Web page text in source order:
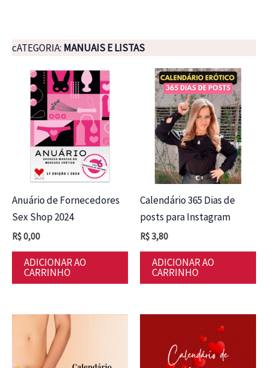
cATEGORIA: MANUAIS E LISTAS
Anuário de Fornecedores
Sex Shop 2024
R$0,00
ADICIONAR AO
CARRINHO
Calendário 365 Dias de
posts para Instagram
R$3,80
ADICIONAR AO
CARRINHO